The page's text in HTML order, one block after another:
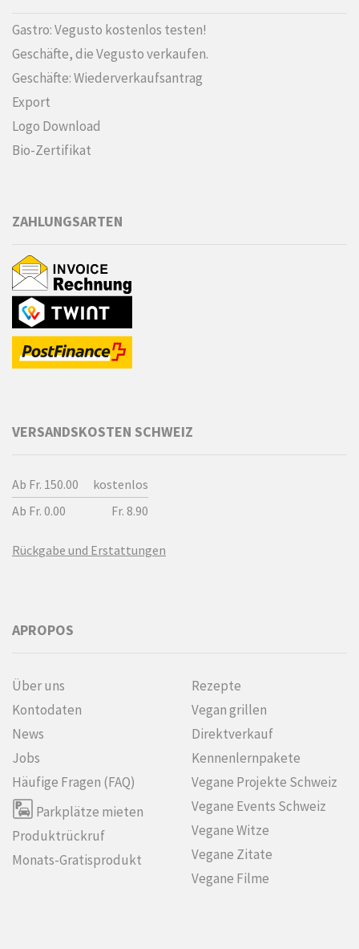
Gastro: Vegusto kostenlos testen!
Geschäfte, die Vegusto verkaufen.
Geschäfte: Wiederverkaufsantrag
Export
Logo Download
Bio-Zertifikat
ZAHLUNGSARTEN
VERSANDSKOSTEN SCHWEIZ
Ab Fr. 150.00
kostenlos
Ab Fr. 0.00
Fr. 8.90
Rückgabe und Erstattungen
APROPOS
Über uns
Kontodaten
News
Jobs
Häufige Fragen (FAQ)
Parkplätze mieten
Produktrückruf
Monats-Gratisprodukt
Rezepte
Vegan grillen
Direktverkauf
Kennenlern­pakete
Vegane Projekte Schweiz
Vegane Events Schweiz
Vegane Witze
Vegane Zitate
Vegane Filme